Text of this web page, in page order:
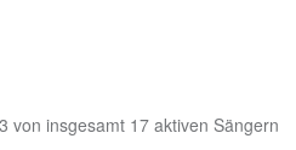
von insgesamt 17 aktiven Sängern